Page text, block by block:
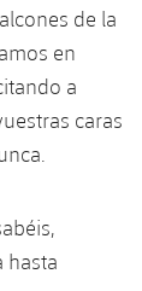
de la
en
a
caras
hasta